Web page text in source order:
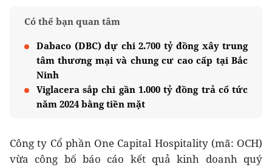
Có thể bạn quan tâm
Dabaco (DBC) dự chi 2.700 tỷ đồng xây trung
tâm thương mại và chung cư cao cấp tại Bắc
Ninh
Viglacera sắp chi gần 1.000 tỷ đồng trả cổ tức
năm 2024 bằng tiền mặt
Công ty Cổ phần One Capital Hospitality (mã: OCH)
vừa công bố báo cáo kết quả kinh doanh quý